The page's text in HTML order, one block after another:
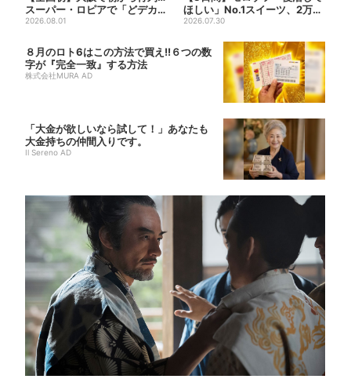
スーパー・ロピアで「どデカ
抽選会」、開始30分で“1...
2026.08.01
ほしい」No.1スイーツ、2万3
865票から選ばれた...
2026.07.30
８月のロト6はこの方法で買え!!６つの数
字が『完全一致』する方法
株式会社MURA AD
「大金が欲しいなら試して！」あなたも
大金持ちの仲間入りです。
Il Sereno AD